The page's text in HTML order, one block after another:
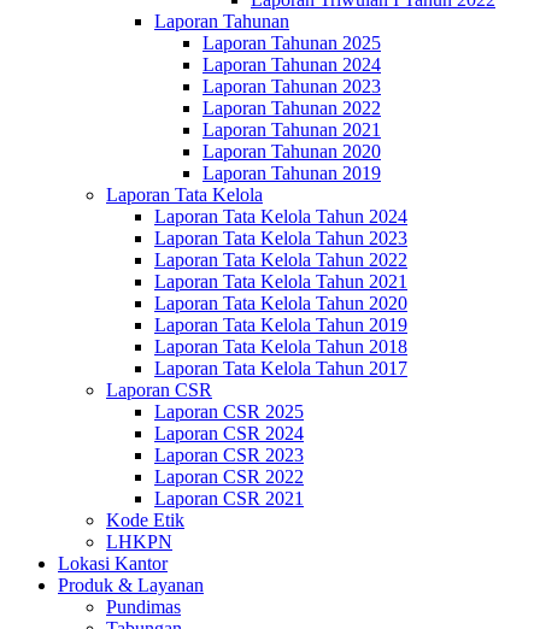
Laporan Tahunan
Laporan Tahunan 2025
Laporan Tahunan 2024
Laporan Tahunan 2023
Laporan Tahunan 2022
Laporan Tahunan 2021
Laporan Tahunan 2020
Laporan Tahunan 2019
Laporan Tata Kelola
Laporan Tata Kelola Tahun 2024
Laporan Tata Kelola Tahun 2023
Laporan Tata Kelola Tahun 2022
Laporan Tata Kelola Tahun 2021
Laporan Tata Kelola Tahun 2020
Laporan Tata Kelola Tahun 2019
Laporan Tata Kelola Tahun 2018
Laporan Tata Kelola Tahun 2017
Laporan CSR
Laporan CSR 2025
Laporan CSR 2024
Laporan CSR 2023
Laporan CSR 2022
Laporan CSR 2021
Kode Etik
LHKPN
Lokasi Kantor
Produk & Layanan
Pundimas